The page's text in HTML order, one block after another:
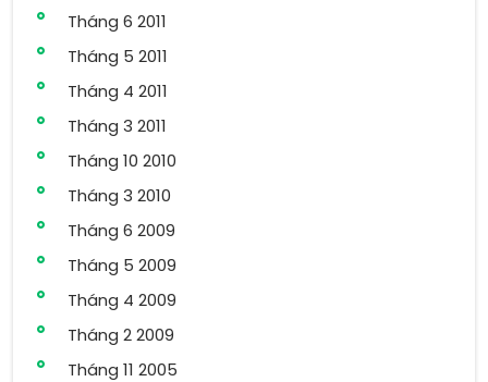
Tháng 6 2011
Tháng 5 2011
Tháng 4 2011
Tháng 3 2011
Tháng 10 2010
Tháng 3 2010
Tháng 6 2009
Tháng 5 2009
Tháng 4 2009
Tháng 2 2009
Tháng 11 2005